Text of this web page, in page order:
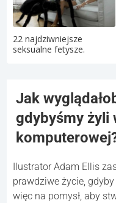
22 najdziwniejsze
seksualne fetysze.
Jak
gdybyśmy żyli
Ilustrator Adam Ellis
prawdziwe życie,
więc na pomysł, aby